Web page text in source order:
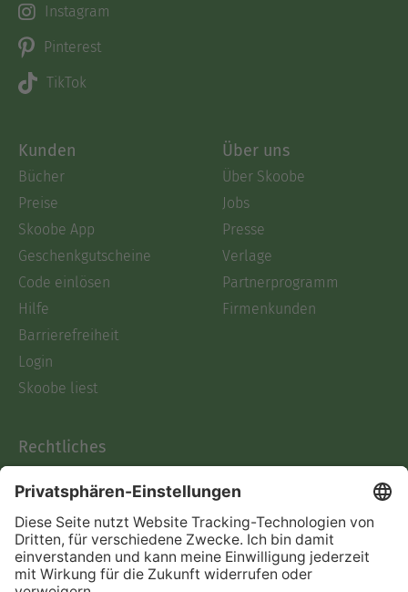
Instagram
Pinterest
TikTok
Kunden
Bücher
Preise
Skoobe App
Geschenkgutscheine
Code einlösen
Hilfe
Barrierefreiheit
Login
Skoobe liest
Über uns
Über Skoobe
Jobs
Presse
Verlage
Partnerprogramm
Firmenkunden
Rechtliches
AGB
Informationen nach Data
Act
Verträge hier kündigen